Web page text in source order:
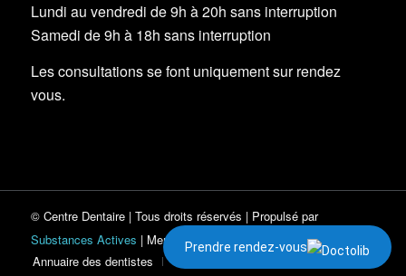
Lundi au vendredi de 9h à 20h sans interruption
Samedi de 9h à 18h sans interruption
Les consultations se font uniquement sur rendez
vous.
© Centre Dentaire| Tous droits réservés | Propulsé par
Substances Actives | Mentions légales CO
CTIV
Annuaire des dentistes
Conseil de l’Ordre
Prendre rendez-vous